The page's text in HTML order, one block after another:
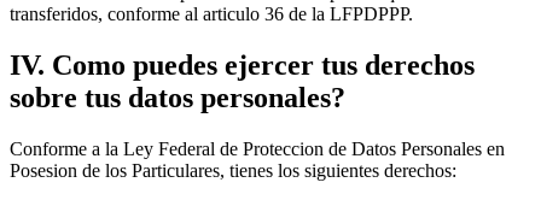
transferidos, conforme al articulo 36 de la LFPDPPP.
IV. Como puedes ejercer tus derechos
sobre tus datos personales?
Conforme a la Ley Federal de Proteccion de Datos Personales en
Posesion de los Particulares, tienes los siguientes derechos: